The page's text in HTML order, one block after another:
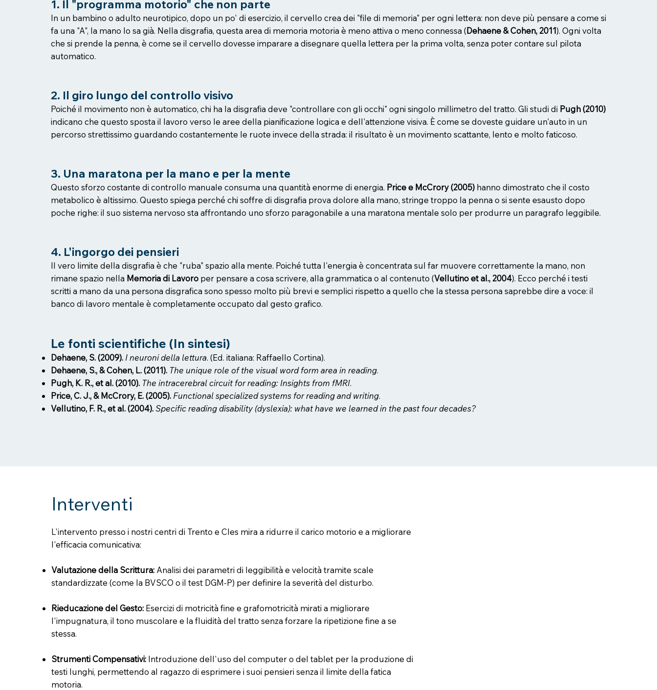
1. Il "programma motorio" che non parte
In un bambino o adulto neurotipico, dopo un po' di esercizio, il cervello crea dei "file di memoria" per ogni lettera: non deve più pensare a come si
fa una "A", la mano lo sa già. Nella disgrafia, questa area di memoria motoria è meno attiva o meno connessa (Dehaene & Cohen, 2011). Ogni volta
che si prende la penna, è come se il cervello dovesse imparare a disegnare quella lettera per la prima volta, senza poter contare sul pilota
automatico.
2. Il giro lungo del controllo visivo
Poiché il movimento non è automatico, chi ha la disgrafia deve "controllare con gli occhi" ogni singolo millimetro del tratto. Gli studi di Pugh (2010)
indicano che questo sposta il lavoro verso le aree della pianificazione logica e dell'attenzione visiva. È come se doveste guidare un'auto in un
percorso strettissimo guardando costantemente le ruote invece della strada: il risultato è un movimento scattante, lento e molto faticoso.
3. Una maratona per la mano e per la mente
Questo sforzo costante di controllo manuale consuma una quantità enorme di energia. Price e McCrory (2005) hanno dimostrato che il costo
metabolico è altissimo. Questo spiega perché chi soffre di disgrafia prova dolore alla mano, stringe troppo la penna o si sente esausto dopo
poche righe: il suo sistema nervoso sta affrontando uno sforzo paragonabile a una maratona mentale solo per produrre un paragrafo leggibile.
4. L'ingorgo dei pensieri
Il vero limite della disgrafia è che "ruba" spazio alla mente. Poiché tutta l'energia è concentrata sul far muovere correttamente la mano, non
rimane spazio nella Memoria di Lavoro per pensare a cosa scrivere, alla grammatica o al contenuto (Vellutino et al., 2004). Ecco perché i testi
scritti a mano da una persona disgrafica sono spesso molto più brevi e semplici rispetto a quello che la stessa persona saprebbe dire a voce: il
banco di lavoro mentale è completamente occupato dal gesto grafico.
Le fonti scientifiche (In sintesi)
Dehaene, S. (2009). I neuroni della lettura. (Ed. italiana: Raffaello Cortina).
Dehaene, S., & Cohen, L. (2011). The unique role of the visual word form area in reading.
Pugh, K. R., et al. (2010). The intracerebral circuit for reading: Insights from fMRI.
Price, C. J., & McCrory, E. (2005). Functional specialized systems for reading and writing.
Vellutino, F. R., et al. (2004). Specific reading disability (dyslexia): what have we learned in the past four decades?
Interventi
L'intervento presso i nostri centri di Trento e Cles mira a ridurre il carico motorio e a migliorare
l'efficacia comunicativa:
Valutazione della Scrittura: Analisi dei parametri di leggibilità e velocità tramite scale
standardizzate (come la BVSCO o il test DGM-P) per definire la severità del disturbo.
Rieducazione del Gesto: Esercizi di motricità fine e grafomotricità mirati a migliorare
l'impugnatura, il tono muscolare e la fluidità del tratto senza forzare la ripetizione fine a se
stessa.
Strumenti Compensativi: Introduzione dell'uso del computer o del tablet per la produzione di
testi lunghi, permettendo al ragazzo di esprimere i suoi pensieri senza il limite della fatica
motoria.